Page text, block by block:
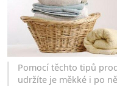
Pomocí těchto tipů
udržíte je měkké i po